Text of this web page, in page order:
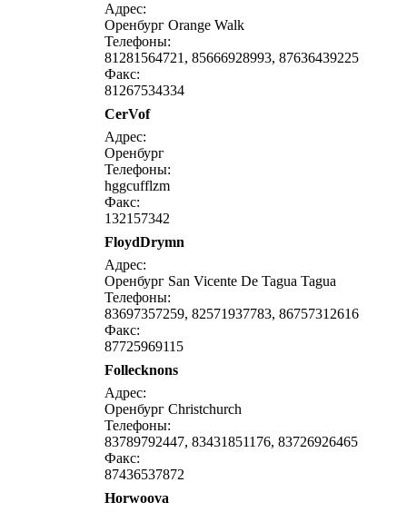
Адрес:
Оренбург Orange Walk
Телефоны:
81281564721, 85666928993, 87636439225
Факс:
81267534334
CerVof
Адрес:
Оренбург
Телефоны:
hggcufflzm
Факс:
132157342
FloydDrymn
Адрес:
Оренбург San Vicente De Tagua Tagua
Телефоны:
83697357259, 82571937783, 86757312616
Факс:
87725969115
Follecknons
Адрес:
Оренбург Christchurch
Телефоны:
83789792447, 83431851176, 83726926465
Факс:
87436537872
Horwoova